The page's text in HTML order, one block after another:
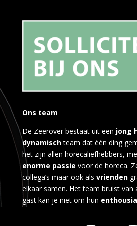
Ons team
De Zeerover bestaat uit een jong
dynamischteam dat één ding
het zijn allen horecaliefhebbers,
enorme passie voor de horeca.
collega’s maar ook als vrienden
elkaar samen. Het team bruist van
gast kan je niet om hun